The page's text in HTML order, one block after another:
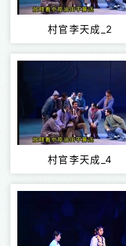
村官李天成_2
村官李天成_4